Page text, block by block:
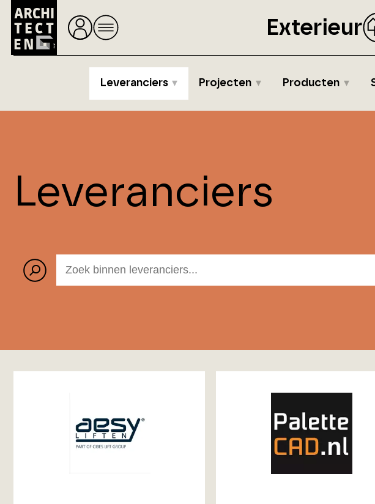
Exterieur
Leveranciers Projecten Producten
Leveranciers